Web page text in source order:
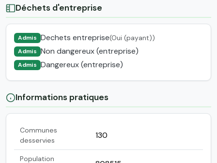
Déchets d'entreprise
Admis Dechets entreprise(Oui (payant))
Admis Non dangereux (entreprise)
Admis Dangereux (entreprise)
Informations pratiques
Communes
desservies
130
Population